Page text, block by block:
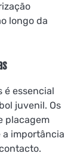
longo da
é essencial
juvenil. Os
placagem
a importância